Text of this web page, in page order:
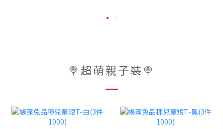
🍭超萌親子裝🍭